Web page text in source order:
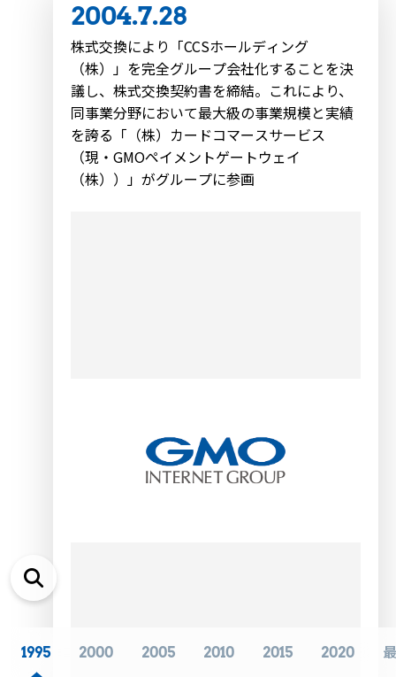
1995 2000 2005 2010 2015 2020
2004.7.28
株式交換により「CCSホールディング
（株）」を完全グループ会社化することを決
議し、株式交換契約書を締結。これにより、
同事業分野において最大級の事業規模と実績
を誇る「（株）カードコマースサービス
（現・GMOペイメントゲートウェイ
（株））」がグループに参画